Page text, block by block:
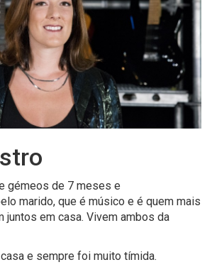
gémeos de 7 meses e
marido, que é músico e é quem mais
juntos em casa. Vivem ambos da
e sempre foi muito tímida.